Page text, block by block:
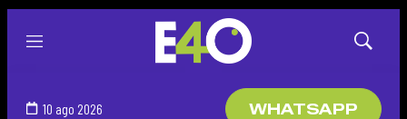
Menú
Mostrar
10 ago 2026 WHATSAPP